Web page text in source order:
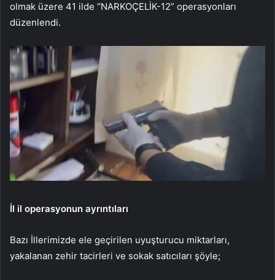
olmak üzere 41 ilde “NARKOÇELİK-12” operasyonları
düzenlendi.
İl il operasyonun ayrıntıları
Bazı İllerimizde ele geçirilen uyuşturucu miktarları,
yakalanan zehir tacirleri ve sokak satıcıları şöyle;